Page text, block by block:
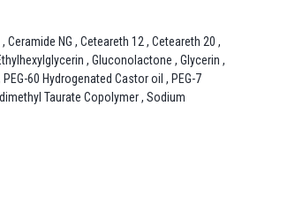
NG , Ceteareth 12 , Ceteareth 20 ,
, Gluconolactone , Glycerin ,
60 Hydrogenated Castor oil , PEG-7
Taurate Copolymer , Sodium